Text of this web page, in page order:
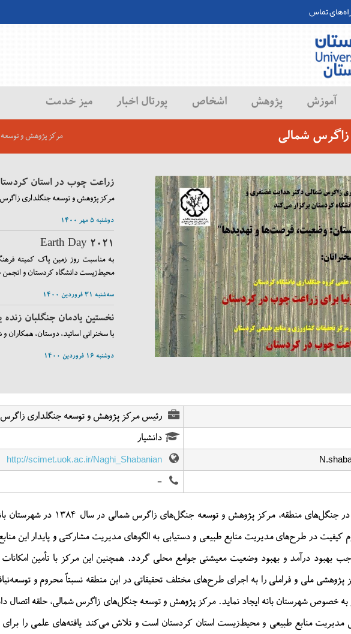
تماس
آموزش پژوهش اشخاص پورتال اخبار میز خدمت
شمالی مرکز پژوهش و
زراعت چوب در استان
مرکز پژوهش و توسعه جنگلداری
دوشنبه ۵ مهر ۱۴۰۰
Earth Day ۲۰۲۱
به مناسبت روز زمین پاک کمیته
محیط‌زیست دانشگاه کردستان و
سه‌شنبه ۳۱ فروردین ۱۴۰۰
نخستین یادمان جنگلبان
با سخنرانی اساتید، دوستان،
دوشنبه ۱۶ فروردین ۱۴۰۰
یاد دکتر هدایت غضنفری استاد گروه
غنی­ سازی جنگلکاریهای محوطه دانشکده
مراسم درختکاری
مراسم درختکاری
مرکز پژوهش و توسعه جنگلداری زاگرس
پنجشنبه ۱۴ اسفند ۱۳۹۹
وبینار علمی
مرور اندیشه ها و تلاش های زنده یاد
یکشنبه ۱۰ اسفند ۱۳۹۹
رئیس مرکز پژوهش و توسعه جنگلداری
دانشیار
http://scimet.uok.ac.ir/Naghi_Shabanian
-
نظر به نیازهای پژوهشی، توسعه‌ای و آموزشی در جنگل‌های منطقه،
کیفیت در طرح‌های مدیریت منابع طبیعی و دستیابی به الگوهای مدیریت مشارکتی و پایدار این
بهبود درآمد و بهبود وضعیت معیشتی جوامع محلی گردد. همچنین این مرکز با تأمین امکانات
پژوهشی ملی و فراملی را به اجرای طرح‌های مختلف تحقیقاتی در این منطقه نسبتاً محروم و
و به خصوص شهرستان بانه ایجاد نماید. مرکز پژوهش و توسعه جنگل‌های زاگرس شمالی، حلقه اتصال
مدیریت منابع طبیعی و محیط‌زیست استان کردستان است و تلاش می‌کند یافته‌های علمی را